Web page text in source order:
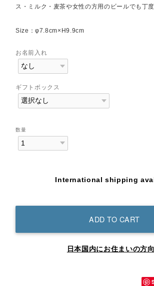
ス・ミルク・麦茶や女性の方用のビールでも丁
Size：φ7.8cm×H9.9cm
お名前入れ
ギフトボックス
数量
International shipping
ADD TO CART
日本国内にお住まいの方